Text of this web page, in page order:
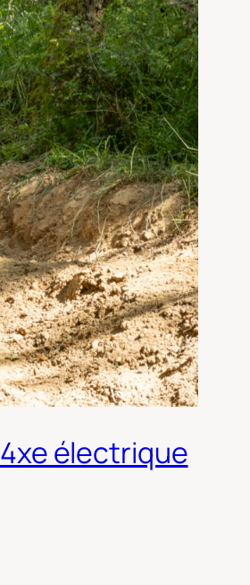
4xe électrique